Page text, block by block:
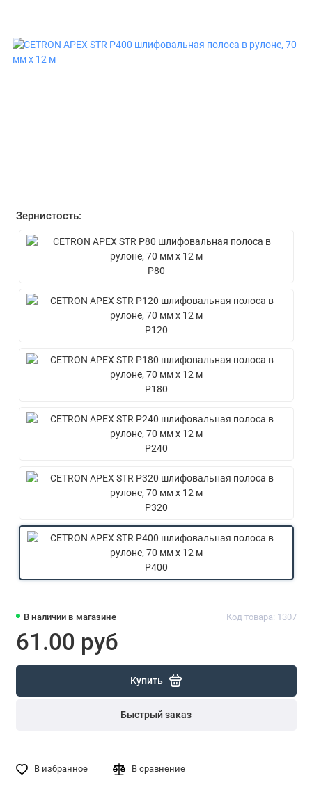
В наличии в магазине Код товара: 1307
61.00 руб
Купить
Быстрый заказ
В избранное В сравнение
Зернистость:
P80
P120
P180
P240
P320
P400